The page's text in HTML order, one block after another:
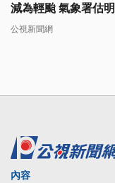
減為輕颱 氣象署估
公視新聞網
內容